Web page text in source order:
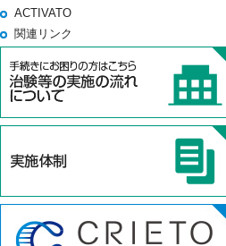
ACTIVATO
関連リンク